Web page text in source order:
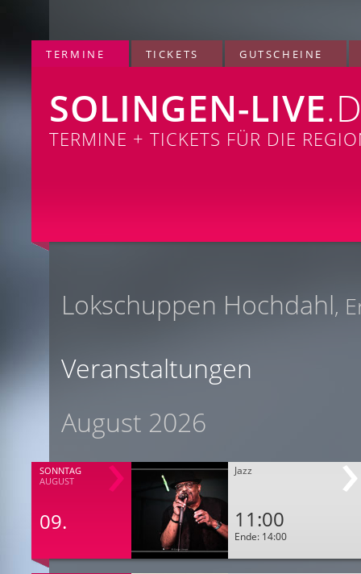
TERMINE TICKETS GUTSCHEINE
SOLINGEN-LIVE
TERMINE + TICKETS FÜR DIE
Lokschuppen Hochdahl,
Veranstaltungen
August 2026
SONNTAG
AUGUST
09.
Jazz
11:00
Ende: 14:00